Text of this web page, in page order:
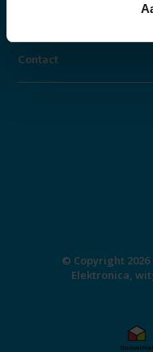
Contact
© Copyright 2026
Elektronica,